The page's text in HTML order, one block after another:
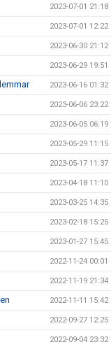
2023-07-01 21:18
2023-07-01 12:22
2023-06-30 21:12
2023-06-29 19:51
2023-06-16 01:32
2023-06-06 23:22
2023-06-05 06:19
2023-05-29 11:15
2023-05-17 11:37
2023-04-18 11:10
2023-03-25 14:35
2023-02-18 15:25
2023-01-27 15:45
2022-11-24 00:01
2022-11-19 21:34
2022-11-11 15:42
2022-09-27 12:25
2022-09-04 23:32